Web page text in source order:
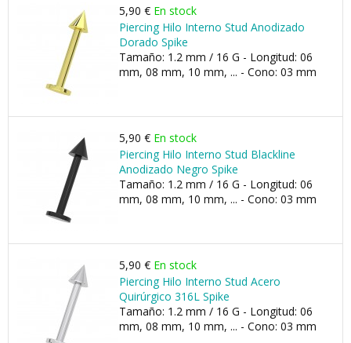
5,90 € En stock
Piercing Hilo Interno Stud Anodizado
Dorado Spike
Tamaño: 1.2 mm / 16 G - Longitud: 06
mm, 08 mm, 10 mm, ... - Cono: 03 mm
5,90 € En stock
Piercing Hilo Interno Stud Blackline
Anodizado Negro Spike
Tamaño: 1.2 mm / 16 G - Longitud: 06
mm, 08 mm, 10 mm, ... - Cono: 03 mm
5,90 € En stock
Piercing Hilo Interno Stud Acero
Quirúrgico 316L Spike
Tamaño: 1.2 mm / 16 G - Longitud: 06
mm, 08 mm, 10 mm, ... - Cono: 03 mm